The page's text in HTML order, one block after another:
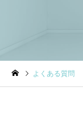
はにゃ？
よくある質問